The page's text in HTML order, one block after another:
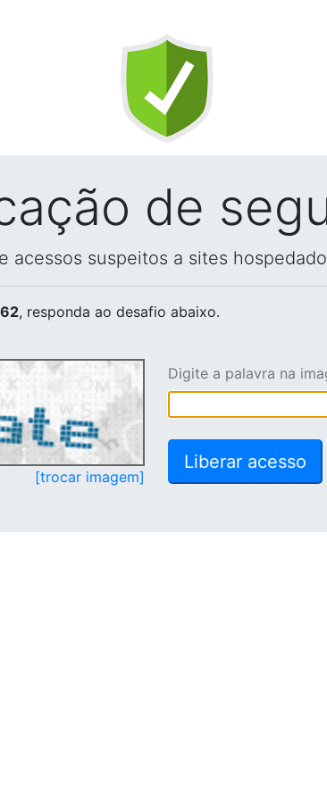
de
acessos suspeitos a sites
, responda ao desafio abaixo.
[trocar imagem]
Digite a palavra na